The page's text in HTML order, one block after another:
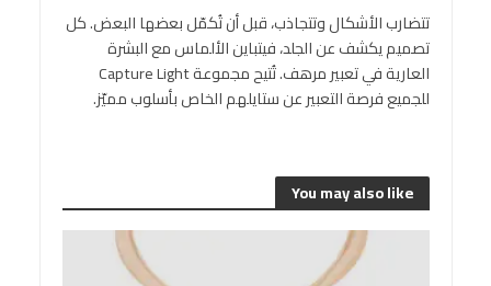
تتضارب الأشكال وتتجاذب، قبل أن تُكمّل بعضها البعض. كل
تصميم يكشف عن الجلد، فيتباين الألماس مع البشرة
العارية في تعبير مرهف. تُتيح مجموعة Capture Light
للجميع فرصة التعبير عن ستايلهم الخاص بأسلوب مميّز.
You may also like